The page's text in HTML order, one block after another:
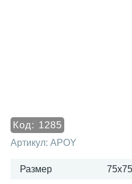
Код: 1285
Артикул: APOY
Размер 75x75